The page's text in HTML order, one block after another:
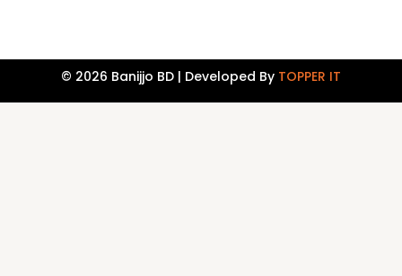
© 2026 Banijjo BD | Developed By TOPPER IT